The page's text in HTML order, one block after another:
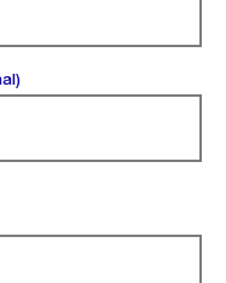
(optional).